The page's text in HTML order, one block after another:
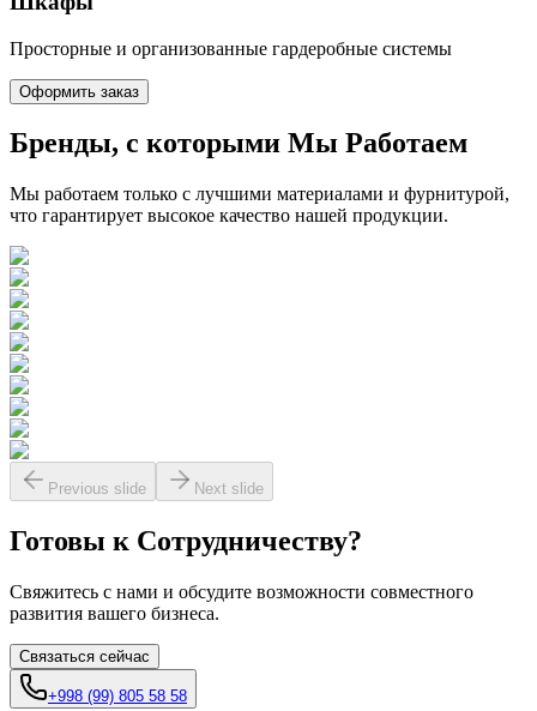
Просторные и организованные гардеробные системы
Оформить заказ
Бренды, с которыми Мы Работаем
Мы работаем только с лучшими материалами и фурнитурой,
что гарантирует высокое качество нашей продукции.
Previous slide Next slide
Готовы к Сотрудничеству?
Свяжитесь с нами и обсудите возможности совместного
развития вашего бизнеса.
Связаться сейчас
+998 (99) 805 58 58